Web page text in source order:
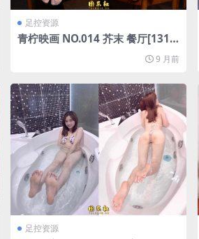
足控资源
青柠映画 NO.014 芥末 餐厅[131
9 月前
足控资源